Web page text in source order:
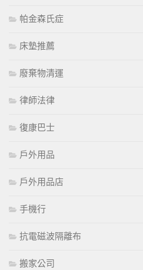
帕金森氏症
床墊推薦
廢棄物清運
律師法律
復康巴士
戶外用品
戶外用品店
手機行
抗電磁波隔離布
搬家公司